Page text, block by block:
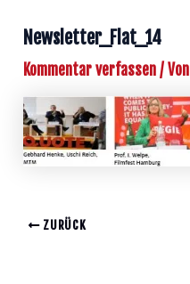
Newsletter_Flat_14
Kommentar verfassen/ Von
ZURÜCK